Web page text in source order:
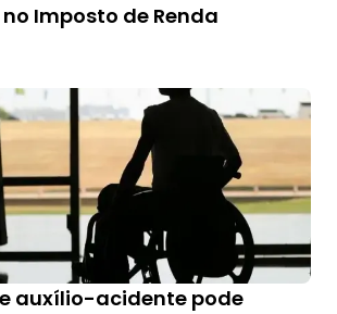
Imposto de Renda
auxílio-acidente pode